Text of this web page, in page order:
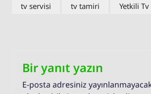
tv servisi
tv tamiri Yetkili
Bir yanıt yazın
E-posta adresiniz